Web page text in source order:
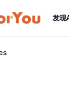
发现